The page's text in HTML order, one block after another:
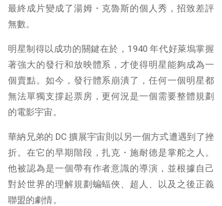
最終成片變成了湯姆・克魯斯的個人秀，招致差評
無數。
明星制得以成功的關鍵在於，1940 年代好萊塢掌握
著強大的發行和放映體系，才使得明星能夠成為一
個賣點。如今，發行體系崩潰了，任何一個明星都
無法單獨支撐起票房，更何況是一個需要整體規劃
的電影宇宙。
華納兄弟的 DC 擴展宇宙則以另一個方式遭遇到了挫
折。在它的早期階段，扎克・施耐德是掌舵之人。
他被認為是一個帶有作者意識的導演，並根據自己
對於世界的理解規劃蝙蝠俠、超人、以及之後正義
聯盟的劇情。